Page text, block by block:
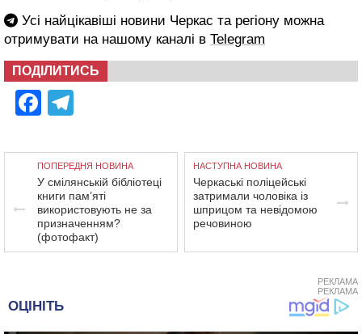
Усі найцікавіші новини Черкас та регіону можна
отримувати на нашому каналі в Telegram
ПОДІЛИТИСЬ
Facebook
ПОПЕРЕДНЯ НОВИНА
У смілянській бібліотеці
книги пам’яті
використовують не за
призначенням?
(фотофакт)
НАСТУПНА НОВИНА
Черкаські поліцейські
затримали чоловіка із
шприцом та невідомою
речовиною
РЕКЛАМА
РЕКЛАМА